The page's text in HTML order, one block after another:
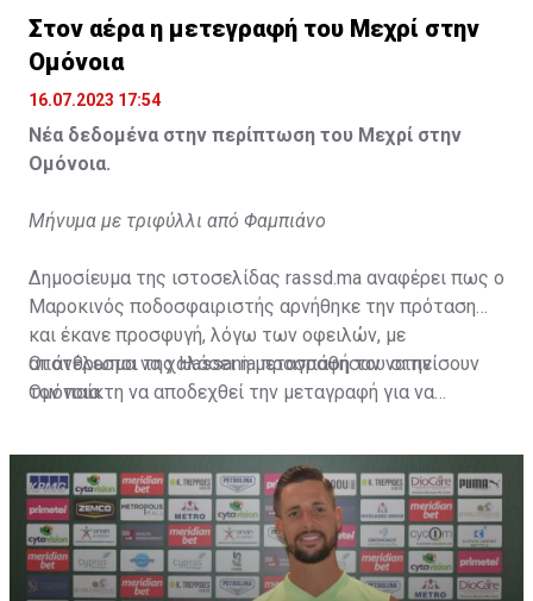
Στον αέρα η μετεγραφή του Μεχρί στην
Ομόνοια
16.07.2023 17:54
Νέα δεδομένα στην περίπτωση του Μεχρί στην
Ομόνοια.
Μήνυμα με τριφύλλι από Φαμπιάνο
Δημοσίευμα της ιστοσελίδας rassd.ma αναφέρει πως ο
Μαροκινός ποδοσφαιριστής αρνήθηκε την πρόταση
και έκανε προσφυγή, λόγω των οφειλών, με
αποτέλεσμα να χαλάσει η μεταγραφή του στην
Ομόνοια.
Οι άνθρωποι της Hassania προσπάθησαν να πείσουν
τον παίκτη να αποδεχθεί την μεταγραφή για να
μετακίνησή του, αλλά ο παίκτης αρνήθηκε και επέμεινε
να λύσει το συμβόλαιό του, ώστε να μετακομίσει
ελεύθερα σε οποιαδήποτε νέα ομάδα το τρέχον
καλοκαίρι.